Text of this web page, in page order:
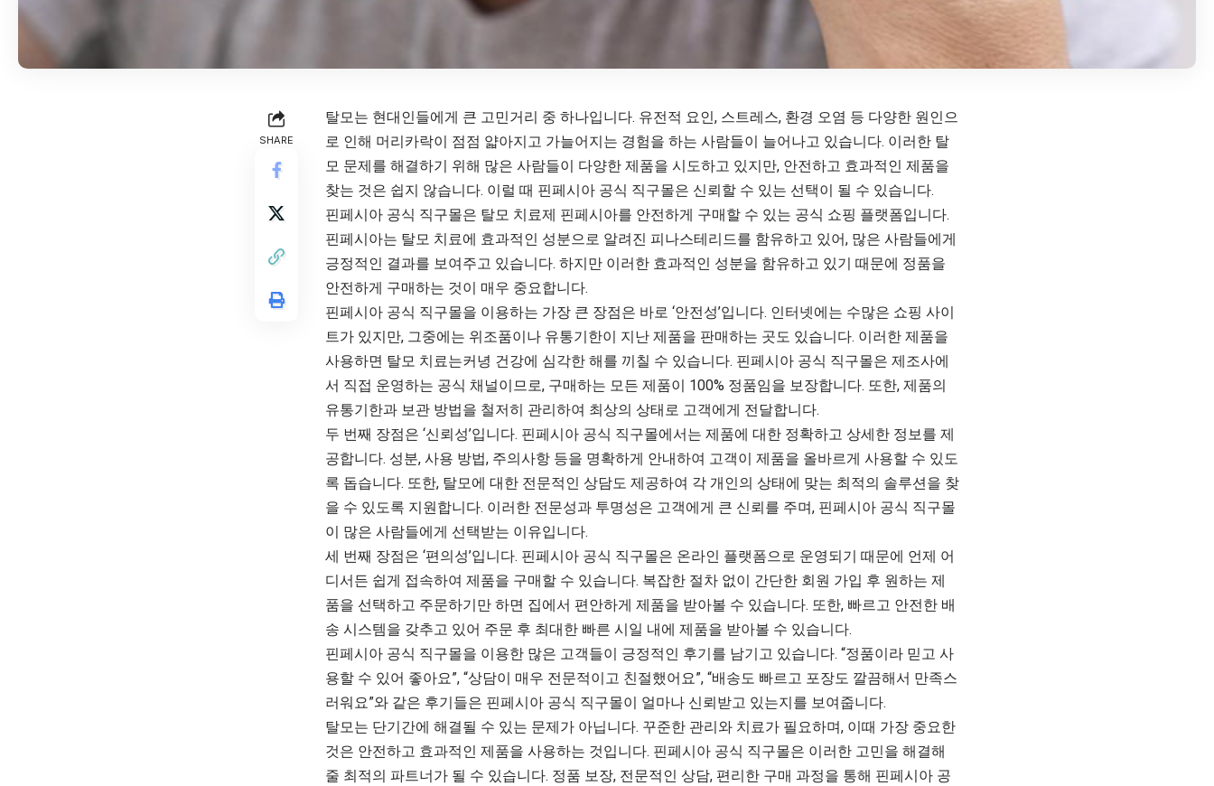
SHARE
탈모는 현대인들에게 큰 고민거리 중 하나입니다. 유전적 요인, 스트레스, 환경 오염 등 다양한 원인으
로 인해 머리카락이 점점 얇아지고 가늘어지는 경험을 하는 사람들이 늘어나고 있습니다. 이러한 탈
모 문제를 해결하기 위해 많은 사람들이 다양한 제품을 시도하고 있지만, 안전하고 효과적인 제품을
찾는 것은 쉽지 않습니다. 이럴 때 핀페시아 공식 직구몰은 신뢰할 수 있는 선택이 될 수 있습니다.
핀페시아 공식 직구몰은 탈모 치료제 핀페시아를 안전하게 구매할 수 있는 공식 쇼핑 플랫폼입니다.
핀페시아는 탈모 치료에 효과적인 성분으로 알려진 피나스테리드를 함유하고 있어, 많은 사람들에게
긍정적인 결과를 보여주고 있습니다. 하지만 이러한 효과적인 성분을 함유하고 있기 때문에 정품을
안전하게 구매하는 것이 매우 중요합니다.
핀페시아 공식 직구몰을 이용하는 가장 큰 장점은 바로 ‘안전성’입니다. 인터넷에는 수많은 쇼핑 사이
트가 있지만, 그중에는 위조품이나 유통기한이 지난 제품을 판매하는 곳도 있습니다. 이러한 제품을
사용하면 탈모 치료는커녕 건강에 심각한 해를 끼칠 수 있습니다. 핀페시아 공식 직구몰은 제조사에
서 직접 운영하는 공식 채널이므로, 구매하는 모든 제품이 100% 정품임을 보장합니다. 또한, 제품의
유통기한과 보관 방법을 철저히 관리하여 최상의 상태로 고객에게 전달합니다.
두 번째 장점은 ‘신뢰성’입니다. 핀페시아 공식 직구몰에서는 제품에 대한 정확하고 상세한 정보를 제
공합니다. 성분, 사용 방법, 주의사항 등을 명확하게 안내하여 고객이 제품을 올바르게 사용할 수 있도
록 돕습니다. 또한, 탈모에 대한 전문적인 상담도 제공하여 각 개인의 상태에 맞는 최적의 솔루션을 찾
을 수 있도록 지원합니다. 이러한 전문성과 투명성은 고객에게 큰 신뢰를 주며, 핀페시아 공식 직구몰
이 많은 사람들에게 선택받는 이유입니다.
세 번째 장점은 ‘편의성’입니다. 핀페시아 공식 직구몰은 온라인 플랫폼으로 운영되기 때문에 언제 어
디서든 쉽게 접속하여 제품을 구매할 수 있습니다. 복잡한 절차 없이 간단한 회원 가입 후 원하는 제
품을 선택하고 주문하기만 하면 집에서 편안하게 제품을 받아볼 수 있습니다. 또한, 빠르고 안전한 배
송 시스템을 갖추고 있어 주문 후 최대한 빠른 시일 내에 제품을 받아볼 수 있습니다.
핀페시아 공식 직구몰을 이용한 많은 고객들이 긍정적인 후기를 남기고 있습니다. “정품이라 믿고 사
용할 수 있어 좋아요”, “상담이 매우 전문적이고 친절했어요”, “배송도 빠르고 포장도 깔끔해서 만족스
러워요”와 같은 후기들은 핀페시아 공식 직구몰이 얼마나 신뢰받고 있는지를 보여줍니다.
탈모는 단기간에 해결될 수 있는 문제가 아닙니다. 꾸준한 관리와 치료가 필요하며, 이때 가장 중요한
것은 안전하고 효과적인 제품을 사용하는 것입니다. 핀페시아 공식 직구몰은 이러한 고민을 해결해
줄 최적의 파트너가 될 수 있습니다. 정품 보장, 전문적인 상담, 편리한 구매 과정을 통해 핀페시아 공